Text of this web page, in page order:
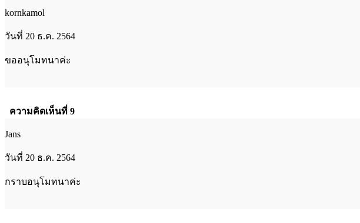
kornkamol
วันที่ 20 ธ.ค. 2564
ขออนุโมทนาค่ะ
ความคิดเห็นที่ 9
Jans
วันที่ 20 ธ.ค. 2564
กราบอนุโมทนาค่ะ